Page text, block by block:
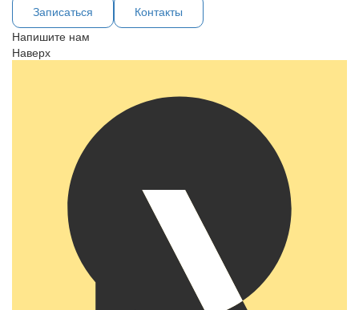
Записаться
Контакты
Напишите нам
Наверх